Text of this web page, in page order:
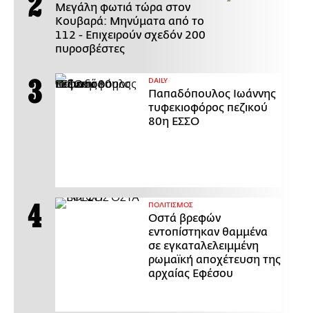
Μεγάλη φωτιά τώρα στον
Κουβαρά: Μηνύματα από το
112 - Επιχειρούν σχεδόν 200
πυροσβέστες
DAILY
Παπαδόπουλος Ιωάννης
τυφεκιοφόρος πεζικού
80η ΕΣΣΟ
ΠΟΛΙΤΙΣΜΟΣ
Οστά βρεφών
εντοπίστηκαν θαμμένα
σε εγκαταλελειμμένη
ρωμαϊκή αποχέτευση της
αρχαίας Εφέσου